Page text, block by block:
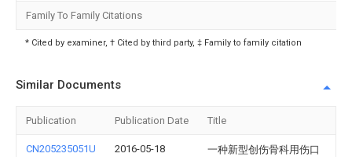
Family To Family Citations
* Cited by examiner, † Cited by third party, ‡ Family to family citation
Similar Documents
Publication Publication Date Title
CN205235051U 2016-05-18
一种新型创伤骨科用伤口